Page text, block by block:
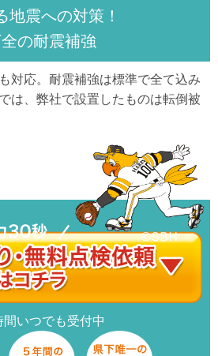
地震への対策！
の耐震補強
対応。耐震補強は標準で全て込み
は、弊社で設置したものは転倒被
間いつでも受付中